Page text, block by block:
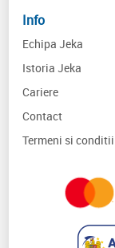
Info
Echipa Jeka
Istoria Jeka
Cariere
Contact
Termeni si conditii